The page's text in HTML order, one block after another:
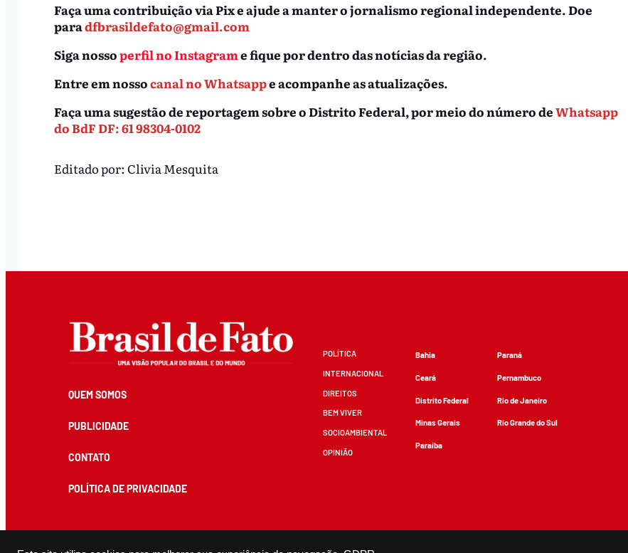
Faça uma contribuição via Pix e ajude a manter o jornalismo regional independente. Doe
paradfbrasildefato@gmail.com
Siga nossoperfil no Instagrame fique por dentro das notícias da região.
Entre em nossocanal no Whatsappe acompanhe as atualizações.
Faça uma sugestão de reportagem sobre o Distrito Federal, por meio do número deWhatsapp
do BdF DF: 61 98304-0102
Editado por: Clivia Mesquita
QUEM SOMOS
PUBLICIDADE
CONTATO
POLÍTICA DE PRIVACIDADE
POLÍTICA
INTERNACIONAL
DIREITOS
BEM VIVER
SOCIOAMBIENTAL
OPINIÃO
Bahia
Ceará
Distrito Federal
Minas Gerais
Paraíba
Paraná
Pernambuco
Rio de Janeiro
Rio Grande do Sul